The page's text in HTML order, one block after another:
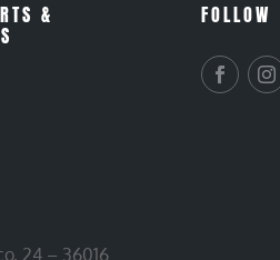
&
24 – 36016
FOLLOW